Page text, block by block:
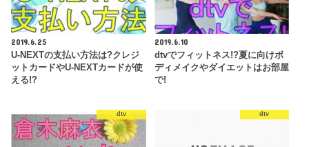
2019.6.25
U-NEXTの支払い方法は?クレジ
ットカードやU-NEXTカードが使
える!?
2019.6.10
dtvでフィットネス!?夏に向けボ
ディメイクやダイエットはお部屋
で!
dtv dtv